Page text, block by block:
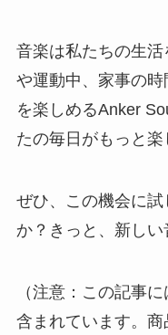
音楽は私たちの生
や運動中、家事の
を楽しめるAnker
たの毎日がもっと楽
ぜひ、この機会に
か？きっと、新しい
（注意：この記事
含まれています。